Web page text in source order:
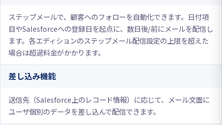
ステップメールで、顧客へのフォローを自動化できます。日付項
目やSalesforceへの登録日を起点に、数日後/前にメールを配信し
ます。各エディションのステップメール配信設定の上限を超えた
場合は超過料金がかかります。
差し込み機能
送信先（Salesforce上のレコード情報）に応じて、メール文面に
ユーザ個別のデータを差し込んで配信できます。